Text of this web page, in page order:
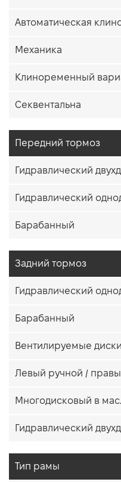
Автоматическая
Механика
Клиноременный
Секвентальна
Передний тормоз
Гидравлический
Гидравлический
Барабанный
Задний тормоз
Гидравлический
Барабанный
Вентилируемые
Левый ручной /
Многодисковый в
Гидравлический
Тип рамы